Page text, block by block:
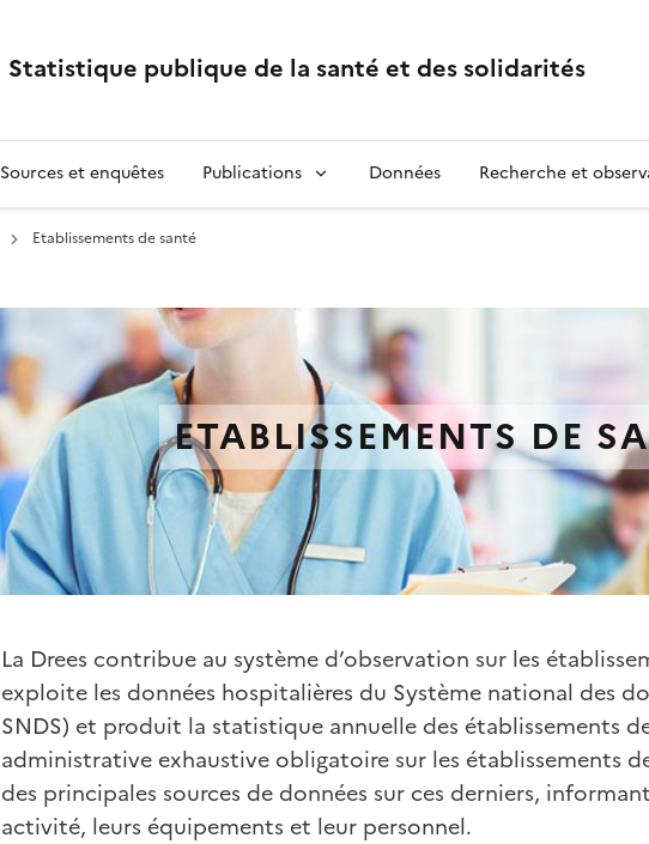
Statistique publique de la santé et des solidarités
Sources et enquêtes Publications Données Recherche et
Etablissements de santé
ETABLISSEMENTS DE
La Drees contribue au système d’observation sur les
exploite les données hospitalières du Système national des
SNDS) et produit la statistique annuelle des établissements
administrative exhaustive obligatoire sur les établissements
des principales sources de données sur ces derniers,
activité, leurs équipements et leur personnel.